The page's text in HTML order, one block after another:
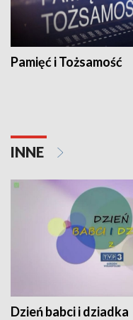
Pamięć i Tożsamość
INNE
Dzień babci i dziadka